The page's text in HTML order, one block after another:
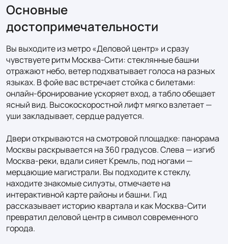
Основные
достопримечательности
Вы выходите из метро «Деловой центр» и сразу
чувствуете ритм Москва‑Сити: стеклянные башни
отражают небо, ветер подхватывает голоса на разных
языках. В фойе вас встречает стойка с билетами:
онлайн‑бронирование ускоряет вход, а табло обещает
ясный вид. Высокоскоростной лифт мягко взлетает —
уши закладывает, сердце радуется.
Двери открываются на смотровой площадке: панорама
Москвы раскрывается на 360 градусов. Слева — изгиб
Москва‑реки, вдали сияет Кремль, под ногами —
мерцающие магистрали. Вы подходите к стеклу,
находите знакомые силуэты, отмечаете на
интерактивной карте районы и башни. Гид
рассказывает историю квартала и как Москва‑Сити
превратил деловой центр в символ современного
города.